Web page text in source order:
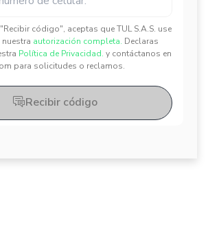
código", aceptas que TUL S.A.S. use
autorización completa. Declaras
Política de Privacidad. y contáctanos en
para solicitudes o reclamos.
✕
✕
Recibir código